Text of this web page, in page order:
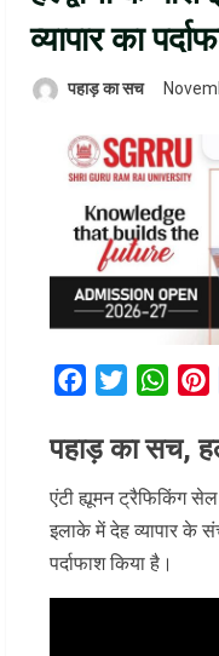
व्यापार का
पहाड़ का सच
FacebookTwitter
पहाड़ का सच,
एंटी ह्यूमन ट्रैफिकिंग सेल
इलाके में देह व्यापार के
पर्दाफाश किया है।